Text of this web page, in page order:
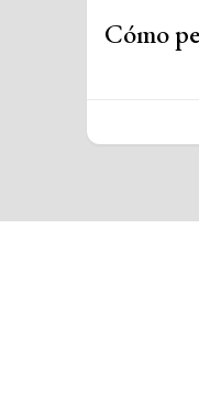
Cómo